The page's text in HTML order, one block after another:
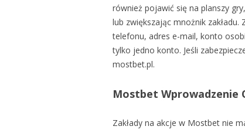
również pojawić się na planszy
lub zwiększając mnożnik
telefonu, adres e-mail, konto
tylko jedno konto. Jeśli
mostbet.pl.
Mostbet Wprowadzenie
Zakłady na akcje w Mostbet nie